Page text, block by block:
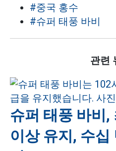
#중국 홍수
#슈퍼 태풍 바비
관련
슈퍼 태풍 바비,
이상 유지, 수십